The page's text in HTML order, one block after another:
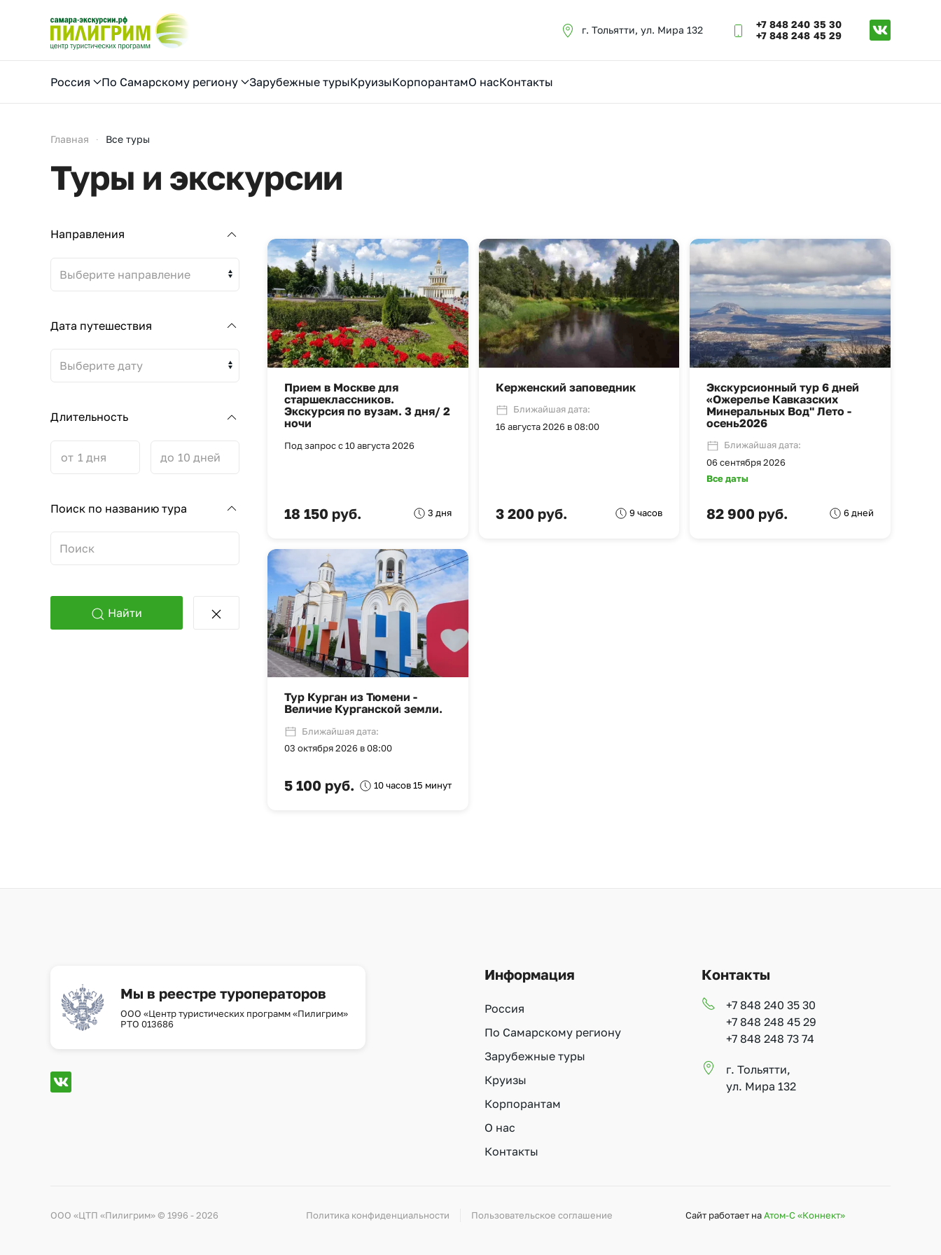
Перейти к содержимому
г. Тольятти, ул. Мира 132
+7 848 240 35 30
+7 848 248 45 29
Россия По Самарскому региону Зарубежные турыКруизыКорпорантамО насКонтакты
Главная Все туры
Туры и экскурсии
Направления
Выберите направление
Дата путешествия
Выберите дату
Длительность
от до
Поиск по названию тура
Найти
Прием в Москве для
старшеклассников.
Экскурсия по вузам. 3 дня/ 2
ночи
Под запрос с 10 августа 2026
18 150 руб. 3 дня
Керженский заповедник
Ближайшая дата:
16 августа 2026 в 08:00
3 200 руб. 9 часов
Экскурсионный тур 6 дней
«Ожерелье Кавказских
Минеральных Вод" Лето -
осень2026
Ближайшая дата:
06 сентября 2026
Все даты
82 900 руб. 6 дней
Тур Курган из Тюмени -
Величие Курганской земли.
Ближайшая дата:
03 октября 2026 в 08:00
5 100 руб. 10 часов 15 минут
Мы в реестре туроператоров
ООО «Центр туристических программ «Пилигрим»
РТО 013686
Информация
Россия
По Самарскому региону
Зарубежные туры
Круизы
Корпорантам
О нас
Контакты
Контакты
+7 848 240 35 30
+7 848 248 45 29
+7 848 248 73 74
г. Тольятти,
ул. Мира 132
ООО «ЦТП «Пилигрим» © 1996 - 2026 Политика конфиденциальности Пользовательское соглашение Сайт работает наАтом-С «Коннект»